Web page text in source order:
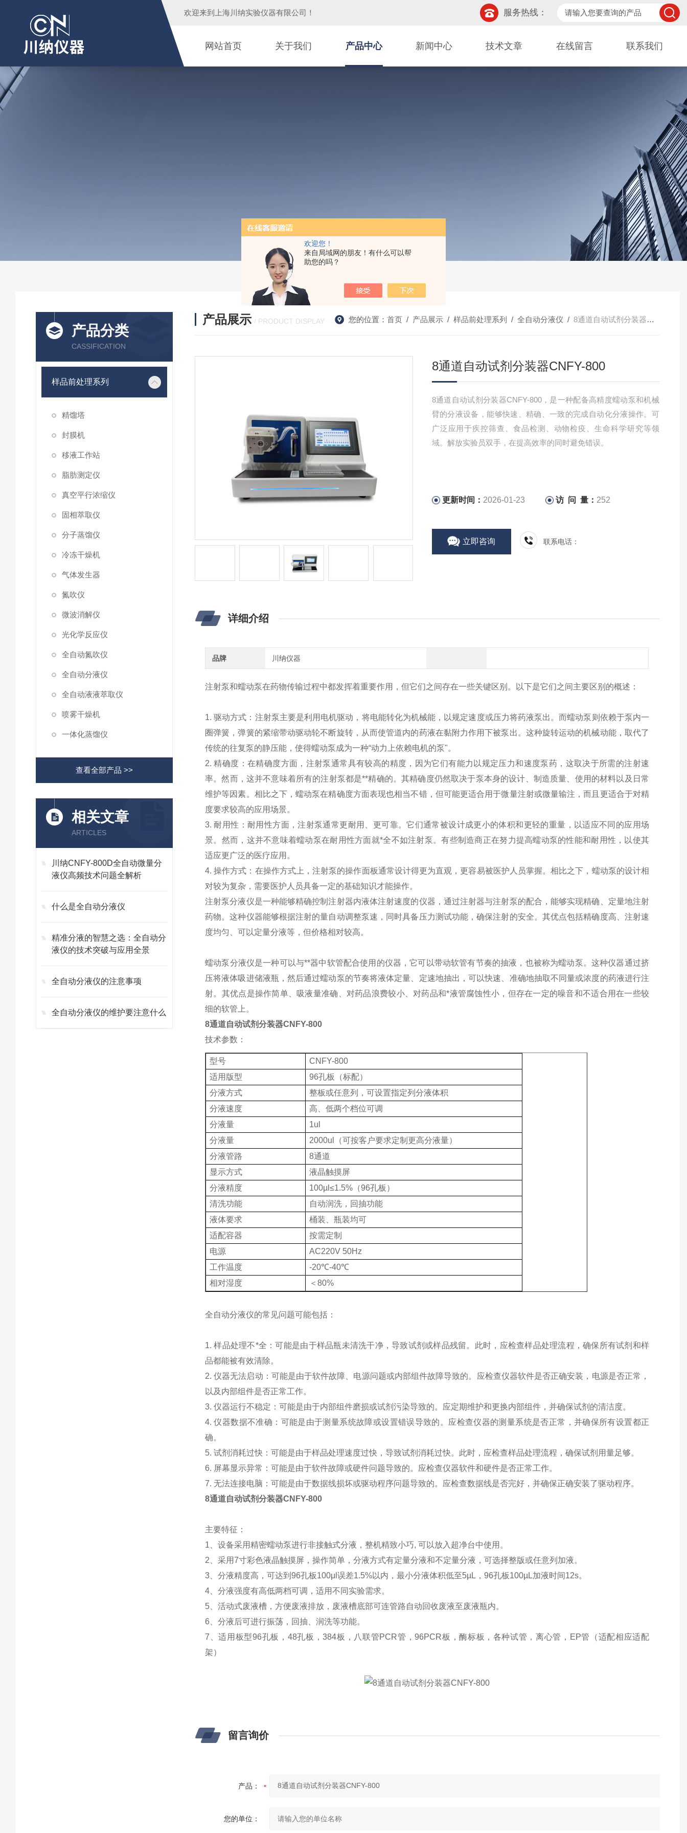
欢迎您！
来自局域网的朋友！有什么可以帮
助您的吗？
欢迎来到 上海川纳实验仪器有限公司 ！ 服务热线：
网站首页 关于我们 产品中心 新闻中心 技术文章 在线留言 联系我们
产品分类
CASSIFICATION
样品前处理系列
精馏塔
封膜机
移液工作站
脂肪测定仪
真空平行浓缩仪
固相萃取仪
分子蒸馏仪
冷冻干燥机
气体发生器
氮吹仪
微波消解仪
光化学反应仪
全自动氮吹仪
全自动分液仪
全自动液液萃取仪
喷雾干燥机
一体化蒸馏仪
查看全部产品 >>
相关文章
ARTICLES
川纳CNFY-800D全自动微量分
液仪高频技术问题全解析
什么是全自动分液仪
精准分液的智慧之选：全自动分
液仪的技术突破与应用全景
全自动分液仪的注意事项
全自动分液仪的维护要注意什么
产品展示 / PRODUCT DISPLAY 您的位置： 首页/ 产品展示/ 样品前处理系列 / 全自动分液仪 / 8通道自动试剂分装器CNFY-800
8通道自动试剂分装器CNFY-800
8通道自动试剂分装器CNFY-800，是一种配备高精度蠕动泵和机械
臂的分液设备，能够快速、精确、一致的完成自动化分液操作。可
广泛应用于疾控筛查、食品检测、动物检疫、生命科学研究等领
域。解放实验员双手，在提高效率的同时避免错误。
更新时间： 2026-01-23 访 问 量： 252
立即咨询 联系电话：
详细介绍
品牌 川纳仪器
注射泵和蠕动泵在药物传输过程中都发挥着重要作用，但它们之间存在一些关键区别。以下是它们之间主要区别的概述：
1. 驱动方式：注射泵主要是利用电机驱动，将电能转化为机械能，以规定速度或压力将药液泵出。而蠕动泵则依赖于泵内一
圈弹簧，弹簧的紧缩带动驱动轮不断旋转，从而使管道内的药液在黏附力作用下被泵出。这种旋转运动的机械动能，取代了
传统的往复泵的静压能，使得蠕动泵成为一种“动力上依赖电机的泵"。
2. 精确度：在精确度方面，注射泵通常具有较高的精度，因为它们有能力以规定压力和速度泵药，这取决于所需的注射速
率。然而，这并不意味着所有的注射泵都是**精确的。其精确度仍然取决于泵本身的设计、制造质量、使用的材料以及日常
维护等因素。相比之下，蠕动泵在精确度方面表现也相当不错，但可能更适合用于微量注射或微量输注，而且更适合于对精
度要求较高的应用场景。
3. 耐用性：耐用性方面，注射泵通常更耐用、更可靠。它们通常被设计成更小的体积和更轻的重量，以适应不同的应用场
景。然而，这并不意味着蠕动泵在耐用性方面就*全不如注射泵。有些制造商正在努力提高蠕动泵的性能和耐用性，以使其
适应更广泛的医疗应用。
4. 操作方式：在操作方式上，注射泵的操作面板通常设计得更为直观，更容易被医护人员掌握。相比之下，蠕动泵的设计相
对较为复杂，需要医护人员具备一定的基础知识才能操作。
注射泵分液仪是一种能够精确控制注射器内液体注射速度的仪器，通过注射器与注射泵的配合，能够实现精确、定量地注射
药物。这种仪器能够根据注射的量自动调整泵速，同时具备压力测试功能，确保注射的安全。其优点包括精确度高、注射速
度均匀、可以定量分液等，但价格相对较高。
蠕动泵分液仪是一种可以与**器中软管配合使用的仪器，它可以带动软管有节奏的抽液，也被称为蠕动泵。这种仪器通过挤
压将液体吸进储液瓶，然后通过蠕动泵的节奏将液体定量、定速地抽出，可以快速、准确地抽取不同量或浓度的药液进行注
射。其优点是操作简单、吸液量准确、对药品浪费较小、对药品和*液管腐蚀性小，但存在一定的噪音和不适合用在一些较
细的软管上。
8通道自动试剂分装器CNFY-800
技术参数：
型号
CNFY-800
适用版型
96孔板（标配）
分液方式
整板或任意列，可设置指定列分液体积
分液速度
高、低两个档位可调
分液量
1ul
分液量
2000ul（可按客户要求定制更高分液量）
分液管路
8通道
显示方式
液晶触摸屏
分液精度
100µl≤1.5%（96孔板）
清洗功能
自动润洗，回抽功能
液体要求
桶装、瓶装均可
适配容器
按需定制
电源
AC220V 50Hz
工作温度
-20℃-40℃
相对湿度
＜80%
全自动分液仪的常见问题可能包括：
1. 样品处理不*全：可能是由于样品瓶未清洗干净，导致试剂或样品残留。此时，应检查样品处理流程，确保所有试剂和样
品都能被有效清除。
2. 仪器无法启动：可能是由于软件故障、电源问题或内部组件故障导致的。应检查仪器软件是否正确安装，电源是否正常，
以及内部组件是否正常工作。
3. 仪器运行不稳定：可能是由于内部组件磨损或试剂污染导致的。应定期维护和更换内部组件，并确保试剂的清洁度。
4. 仪器数据不准确：可能是由于测量系统故障或设置错误导致的。应检查仪器的测量系统是否正常，并确保所有设置都正
确。
5. 试剂消耗过快：可能是由于样品处理速度过快，导致试剂消耗过快。此时，应检查样品处理流程，确保试剂用量足够。
6. 屏幕显示异常：可能是由于软件故障或硬件问题导致的。应检查仪器软件和硬件是否正常工作。
7. 无法连接电脑：可能是由于数据线损坏或驱动程序问题导致的。应检查数据线是否完好，并确保正确安装了驱动程序。
8通道自动试剂分装器CNFY-800
主要特征：
1、设备采用精密蠕动泵进行非接触式分液，整机精致小巧, 可以放入超净台中使用。
2、采用7寸彩色液晶触摸屏，操作简单，分液方式有定量分液和不定量分液，可选择整版或任意列加液。
3、分液精度高，可达到96孔板100μl误差1.5%以内，最小分液体积低至5µL，96孔板100µL加液时间12s。
4、分液强度有高低两档可调，适用不同实验需求。
5、活动式废液槽，方便废液排放，废液槽底部可连管路自动回收废液至废液瓶内。
6、分液后可进行振荡，回抽、润洗等功能。
7、适用板型96孔板，48孔板，384板，八联管PCR管，96PCR板，酶标板，各种试管，离心管，EP管（适配相应适配
架）
留言询价
产品：
您的单位：